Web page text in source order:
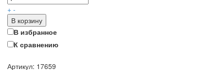
+ -
В корзину
В избранное
К сравнению
Артикул: 17659